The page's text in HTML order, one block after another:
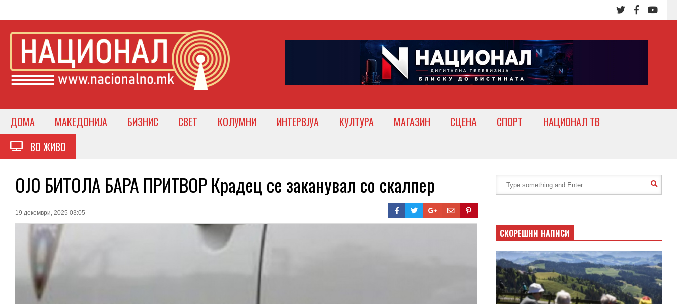
ДОМА МАКЕДОНИЈА БИЗНИС СВЕТ КОЛУМНИ ИНТЕРВЈУА КУЛТУРА МАГАЗИН СЦЕНА СПОРТ
НАЦИОНАЛ ТВ
ВО ЖИВО
ОЈО БИТОЛА БАРА ПРИТВОР Крадец се заканувал со скалпер
19 декември, 2025 03:05
СКОРЕШНИ НАПИСИ